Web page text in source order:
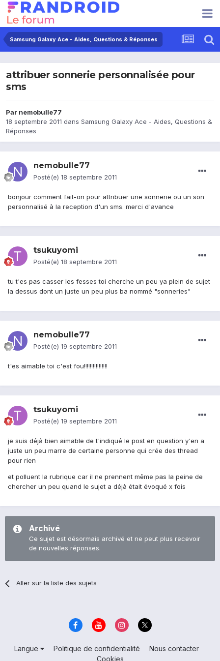
Samsung Galaxy Ace - Aides, Questions & Réponses
attribuer sonnerie personnalisée pour
sms
Par nemobulle77
18 septembre 2011 dans Samsung Galaxy Ace - Aides, Questions &
Réponses
nemobulle77
Posté(e) 18 septembre 2011
bonjour comment fait-on pour attribuer une sonnerie ou un son
personnalisé à la reception d'un sms. merci d'avance
tsukuyomi
Posté(e) 18 septembre 2011
tu t'es pas casser les fesses toi cherche un peu ya plein de sujet
la dessus dont un juste un peu plus ba nommé "sonneries"
nemobulle77
Posté(e) 19 septembre 2011
t'es aimable toi c'est fou!!!!!!!!!!!!!!!!
tsukuyomi
Posté(e) 19 septembre 2011
je suis déjà bien aimable de t'indiqué le post en question y'en a
juste un peu marre de certaine personne qui crée des thread
pour rien
et polluent la rubrique car il ne prennent même pas la peine de
chercher un peu quand le sujet a déjà était évoqué x fois
Archivé
Ce sujet est désormais archivé et ne peut plus recevoir
de nouvelles réponses.
Aller sur la liste des sujets
Langue Politique de confidentialité
Nous contacter
Cookies